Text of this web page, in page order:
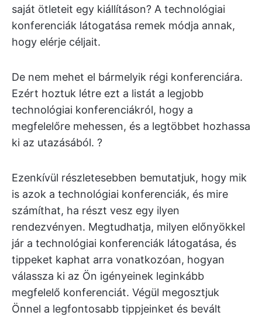
saját ötleteit egy kiállításon? A technológiai
konferenciák látogatása remek módja annak,
hogy elérje céljait.
De nem mehet el bármelyik régi konferenciára.
Ezért hoztuk létre ezt a listát a legjobb
technológiai konferenciákról, hogy a
megfelelőre mehessen, és a legtöbbet hozhassa
ki az utazásából. ?
Ezenkívül részletesebben bemutatjuk, hogy mik
is azok a technológiai konferenciák, és mire
számíthat, ha részt vesz egy ilyen
rendezvényen. Megtudhatja, milyen előnyökkel
jár a technológiai konferenciák látogatása, és
tippeket kaphat arra vonatkozóan, hogyan
válassza ki az Ön igényeinek leginkább
megfelelő konferenciát. Végül megosztjuk
Önnel a legfontosabb tippjeinket és bevált